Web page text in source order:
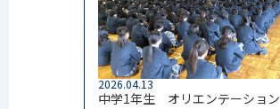
2026.04.13
中学1年生 オリエンテーション